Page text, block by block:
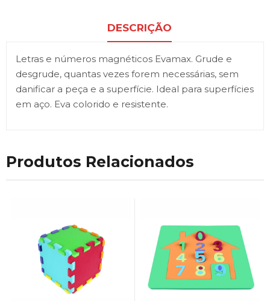
DESCRIÇÃO
Letras e números magnéticos Evamax. Grude e
desgrude, quantas vezes forem necessárias, sem
danificar a peça e a superfície. Ideal para superfícies
em aço. Eva colorido e resistente.
Produtos Relacionados